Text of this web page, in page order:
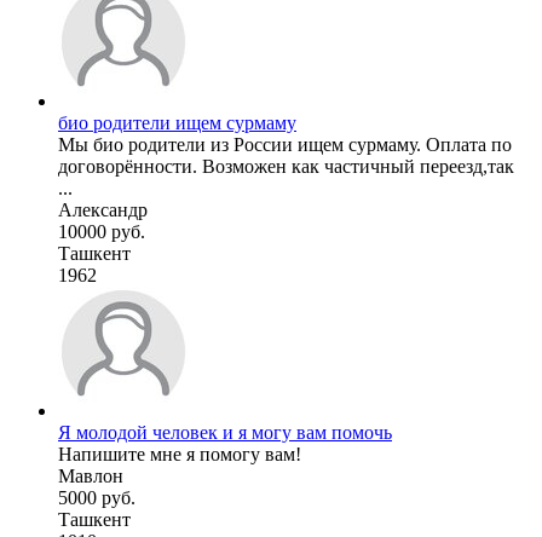
био родители ищем сурмаму
Мы био родители из России ищем сурмаму. Оплата по
договорённости. Возможен как частичный переезд,так
...
Александр
10000 руб.
Ташкент
1962
Я молодой человек и я могу вам помочь
Напишите мне я помогу вам!
Мавлон
5000 руб.
Ташкент